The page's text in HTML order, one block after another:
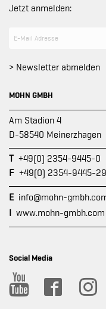
Jetzt anmelden:
> Newsletter abmelden
MOHN GMBH
Am Stadion 4
D-58540 Meinerzhagen
T +49(0) 2354-9445-0
F +49(0) 2354-9445-
E info@mohn-
I www.mohn-gmbh.com
Social Media